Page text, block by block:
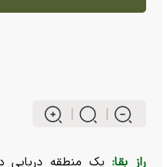
راز بقا:یک منطقه دریایی